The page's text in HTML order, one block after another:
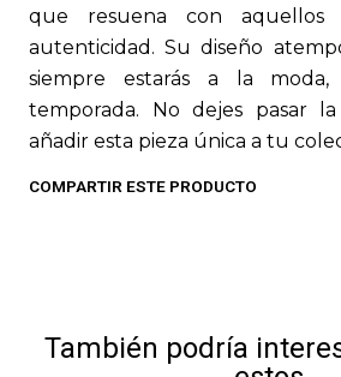
que resuena con
autenticidad. Su diseño
siempre estarás a la
temporada. No dejes pasar
añadir esta pieza única a tu
COMPARTIR ESTE PRODUCTO
También podría